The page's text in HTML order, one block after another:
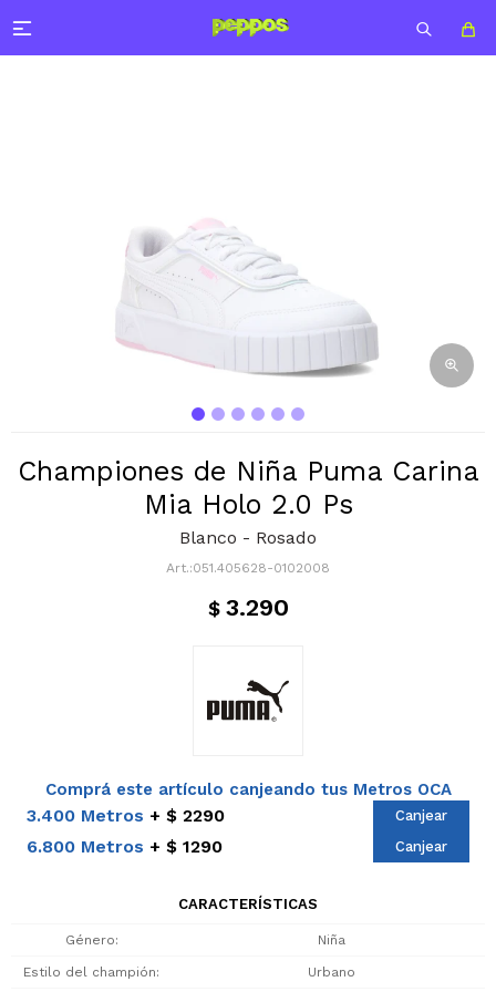

Championes de Niña Puma Carina
Mia Holo 2.0 Ps
Blanco - Rosado
051.405628-0102008
$ 3.290
Comprá este artículo canjeando tus Metros OCA
3.400 Metros $ 2290 Canjear
6.800 Metros $ 1290 Canjear
CARACTERÍSTICAS
Género Niña
Estilo del champión Urbano